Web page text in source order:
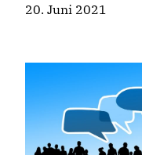
20. Juni 2021